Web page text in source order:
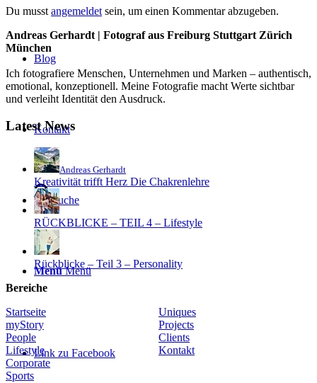
Blog
Kontakt
Suche
Menü Menü
Link zu Facebook
Du musst angemeldet sein, um einen Kommentar abzugeben.
Andreas Gerhardt | Fotograf aus Freiburg Stuttgart Zürich
München
Ich fotografiere Menschen, Unternehmen und Marken – authentisch,
emotional, konzeptionell. Meine Fotografie macht Werte sichtbar
und verleiht Identität den Ausdruck.
Latest News
Andreas Gerhardt
Kreativität trifft Herz Die Chakrenlehre
RÜCKBLICKE – TEIL 4 – Lifestyle
Rückblicke – Teil 3 – Personality
Bereiche
Startseite
myStory
People
Lifestyle
Corporate
Sports
Uniques
Projects
Clients
Kontakt